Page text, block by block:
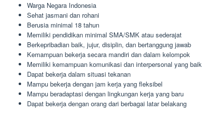
Warga Negara Indonesia
Sehat jasmani dan rohani
Berusia minimal 18 tahun
Memiliki pendidikan minimal SMA/SMK atau sederajat
Berkepribadian baik, jujur, disiplin, dan bertanggung jawab
Kemampuan bekerja secara mandiri dan dalam kelompok
Memiliki kemampuan komunikasi dan interpersonal yang baik
Dapat bekerja dalam situasi tekanan
Mampu bekerja dengan jam kerja yang fleksibel
Mampu beradaptasi dengan lingkungan kerja yang baru
Dapat bekerja dengan orang dari berbagai latar belakang